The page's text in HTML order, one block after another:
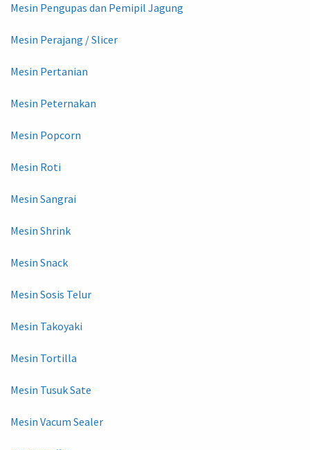
Mesin Pengupas dan Pemipil Jagung
Mesin Perajang / Slicer
Mesin Pertanian
Mesin Peternakan
Mesin Popcorn
Mesin Roti
Mesin Sangrai
Mesin Shrink
Mesin Snack
Mesin Sosis Telur
Mesin Takoyaki
Mesin Tortilla
Mesin Tusuk Sate
Mesin Vacum Sealer